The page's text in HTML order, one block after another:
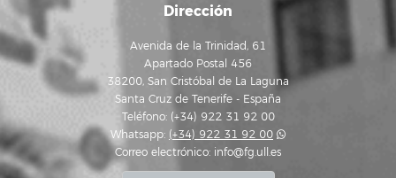
Dirección
Avenida de la Trinidad, 61
Apartado Postal 456
38200, San Cristóbal de La Laguna
Santa Cruz de Tenerife - España
Teléfono: (+34) 922 31 92 00
Whatsapp: (+34) 922 31 92 00
Correo electrónico: info@fg.ull.es